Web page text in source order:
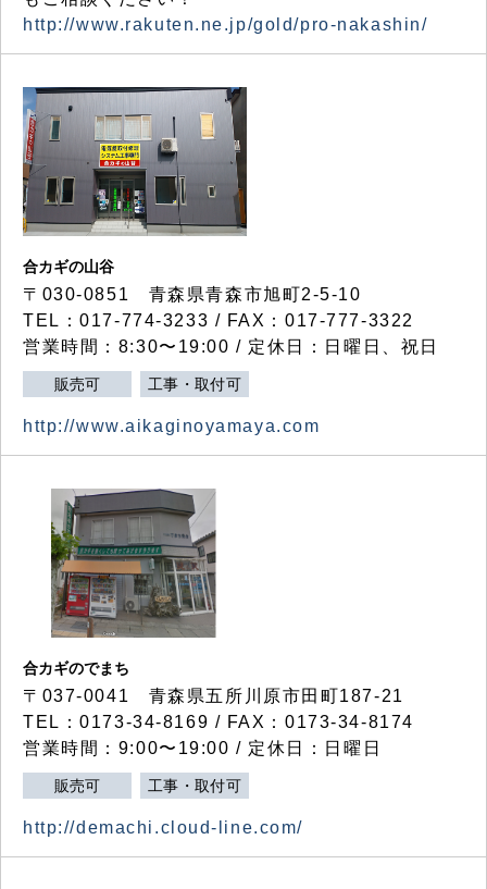
http://www.rakuten.ne.jp/gold/pro-nakashin/
合カギの山谷
〒030-0851 青森県青森市旭町2-5-10
TEL：017-774-3233 / FAX：017-777-3322
営業時間：8:30〜19:00 / 定休日：日曜日、祝日
販売可 工事・取付可
http://www.aikaginoyamaya.com
合カギのでまち
〒037-0041 青森県五所川原市田町187-21
TEL：0173-34-8169 / FAX：0173-34-8174
営業時間：9:00〜19:00 / 定休日：日曜日
販売可 工事・取付可
http://demachi.cloud-line.com/